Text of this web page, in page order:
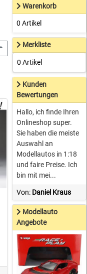
Warenkorb
0 Artikel
Merkliste
0 Artikel
Kunden
Bewertungen
Hallo, ich finde Ihren
Onlineshop super.
Sie haben die meiste
Auswahl an
Modellautos in 1:18
und faire Preise. Ich
bin mit mei...
Von: Daniel Kraus
Modellauto
Angebote